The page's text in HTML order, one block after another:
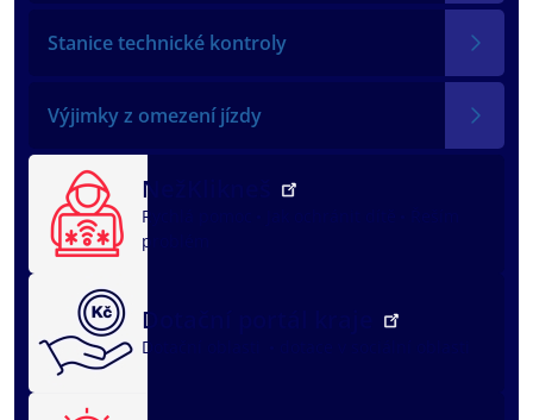
Stanice technické kontroly
Výjimky z omezení jízdy
NežKlikneš
Rychlá pomoc
problém
Dotační portál kraje
Dotační oblasti